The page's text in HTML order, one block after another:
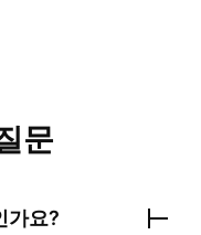
문
가요?